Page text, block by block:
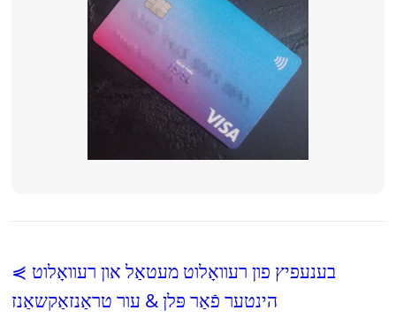
⋞ בענעפיץ פון רעוואָלוט מעטאַל און רעוואָלוט
הינטער פֿאַר פּלן & עור טראַנזאַקשאַנז